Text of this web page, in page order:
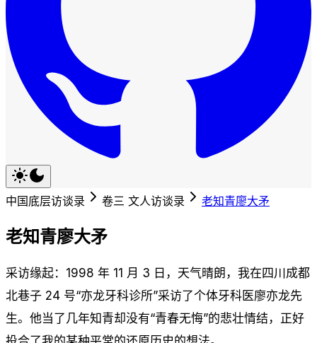
中国底层访谈录 卷三 文人访谈录 老知青廖大矛
老知青廖大矛
采访缘起：1998 年 11 月 3 日，天气晴朗，我在四川成都
北巷子 24 号“亦龙牙科诊所”采访了个体牙科医廖亦龙先
生。他当了几年知青却没有“青春无悔”的悲壮情结，正好